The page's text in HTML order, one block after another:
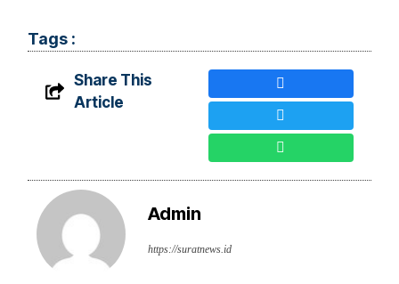
Tags :
Share This
Article
Admin
https://suratnews.id